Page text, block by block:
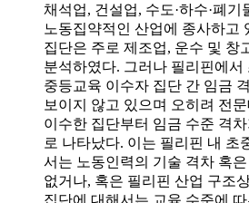
채석업, 건설업, 수도·하수·폐
노동집약적인 산업에 종사하고
집단은 주로 제조업, 운수 및 창
분석하였다. 그러나 필리핀에
중등교육 이수자 집단 간 임금
보이지 않고 있으며 오히려 전
이수한 집단부터 임금 수준 격
로 나타났다. 이는 필리핀 내 초
서는 노동인력의 기술 격차 혹
없거나, 혹은 필리핀 산업 구조
집단에 대해서는 교육 수준에